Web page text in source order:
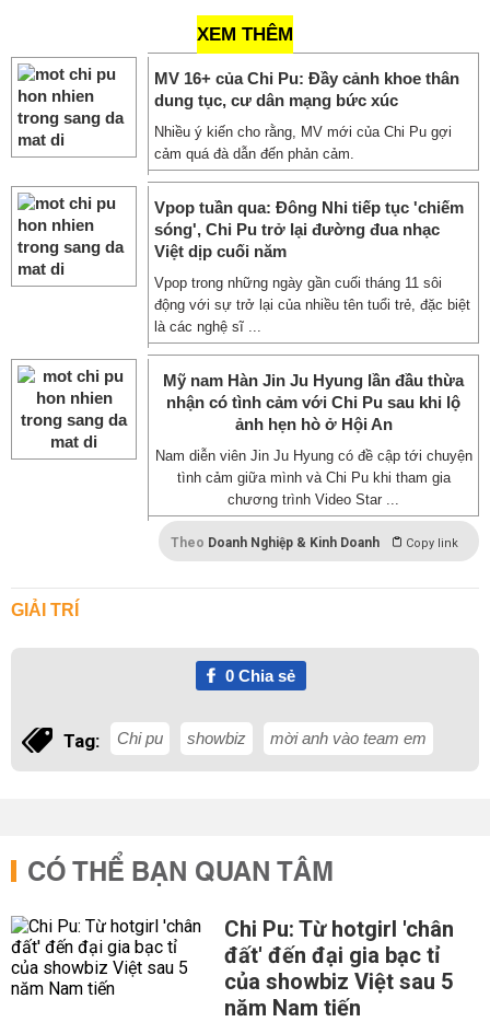
XEM THÊM
MV 16+ của Chi Pu: Đầy cảnh khoe thân
dung tục, cư dân mạng bức xúc
Nhiều ý kiến cho rằng, MV mới của Chi Pu gợi
cảm quá đà dẫn đến phản cảm.
Vpop tuần qua: Đông Nhi tiếp tục 'chiếm
sóng', Chi Pu trở lại đường đua nhạc
Việt dịp cuối năm
Vpop trong những ngày gần cuối tháng 11 sôi
động với sự trở lại của nhiều tên tuổi trẻ, đặc biệt
là các nghệ sĩ ...
Mỹ nam Hàn Jin Ju Hyung lần đầu thừa
nhận có tình cảm với Chi Pu sau khi lộ
ảnh hẹn hò ở Hội An
Nam diễn viên Jin Ju Hyung có đề cập tới chuyện
tình cảm giữa mình và Chi Pu khi tham gia
chương trình Video Star ...
Theo Doanh Nghiệp & Kinh Doanh Copy link
GIẢI TRÍ
0Chia sẻ
Tag: Chi pu showbiz mời anh vào team em
CÓ THỂ BẠN QUAN TÂM
Chi Pu: Từ hotgirl 'chân
đất' đến đại gia bạc tỉ
của showbiz Việt sau 5
năm Nam tiến